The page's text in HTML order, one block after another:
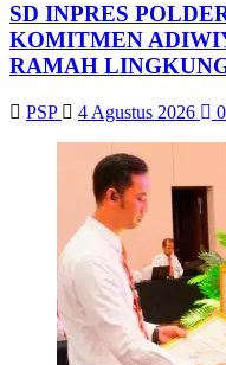
SD INPRES
KOMITMEN
RAMAH
PSP 4 Agustus 2026 0